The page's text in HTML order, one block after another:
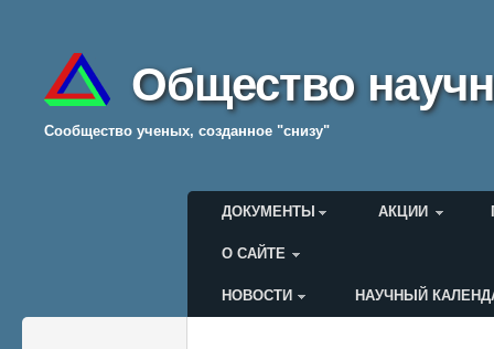
Общество
Cообщество ученых, созданное "снизу"
Главное меню
ДОКУМЕНТЫ АКЦИИ
О САЙТЕ
Меню пользователя
НОВОСТИ НАУЧНЫЙ